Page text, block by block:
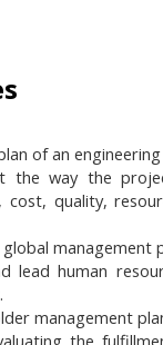
of an
the way the
quality,
management
lead human
management